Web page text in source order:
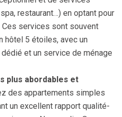
restaurant…) en optant pour
Ces services sont souvent
hôtel 5 étoiles, avec un
et un service de ménage
plus abordables et
des appartements simples
un excellent rapport qualité-